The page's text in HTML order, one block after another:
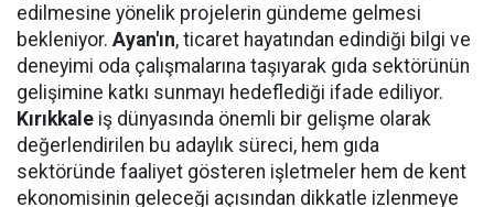
edilmesine yönelik projelerin gündeme gelmesi
bekleniyor. Ayan'ın, ticaret hayatından edindiği bilgi ve
deneyimi oda çalışmalarına taşıyarak gıda sektörünün
gelişimine katkı sunmayı hedeflediği ifade ediliyor.
Kırıkkale iş dünyasında önemli bir gelişme olarak
değerlendirilen bu adaylık süreci, hem gıda
sektöründe faaliyet gösteren işletmeler hem de kent
ekonomisinin geleceği açısından dikkatle izlenmeye